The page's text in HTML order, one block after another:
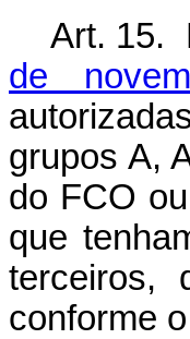
Art. 15.
de
grupos A,
do FCO
que
terceiros,
conforme